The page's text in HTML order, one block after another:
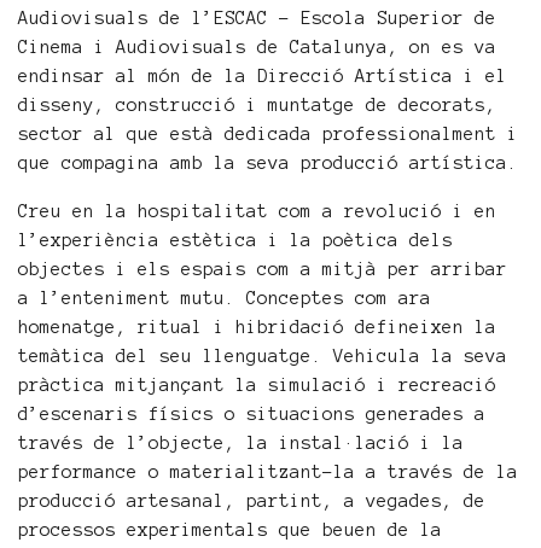
Audiovisuals de l’ESCAC – Escola Superior de
Cinema i Audiovisuals de Catalunya, on es va
endinsar al món de la Direcció Artística i el
disseny, construcció i muntatge de decorats,
sector al que està dedicada professionalment i
que compagina amb la seva producció artística.
Creu en la hospitalitat com a revolució i en
l’experiència estètica i la poètica dels
objectes i els espais com a mitjà per arribar
a l’enteniment mutu. Conceptes com ara
homenatge, ritual i hibridació defineixen la
temàtica del seu llenguatge. Vehicula la seva
pràctica mitjançant la simulació i recreació
d’escenaris físics o situacions generades a
través de l’objecte, la instal·lació i la
performance o materialitzant-la a través de la
producció artesanal, partint, a vegades, de
processos experimentals que beuen de la